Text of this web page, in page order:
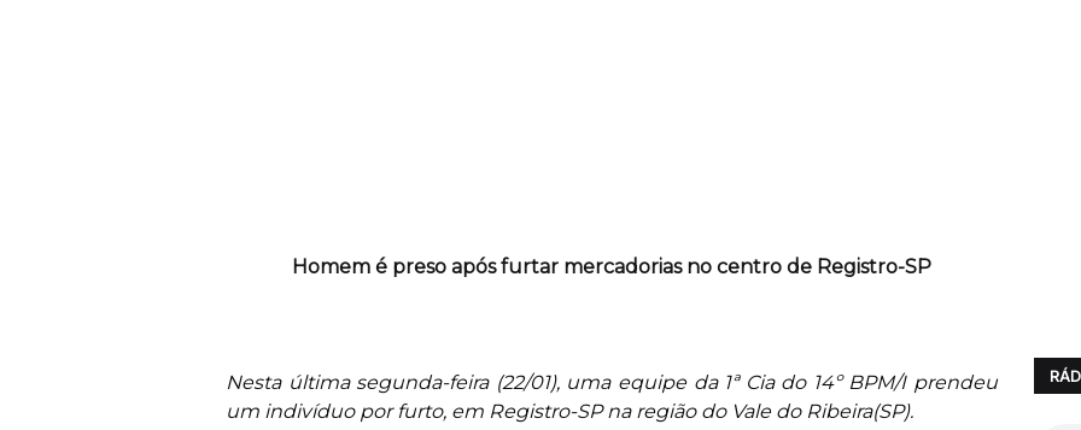
Homem é preso após furtar mercadorias no centro de Registro-SP
Nesta última segunda-feira (22/01), uma equipe da 1ª Cia do 14º BPM/I prendeu
um indivíduo por furto, em Registro-SP na região do Vale do Ribeira(SP).